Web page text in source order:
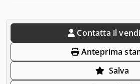
Contatta il
Anteprima
Salva